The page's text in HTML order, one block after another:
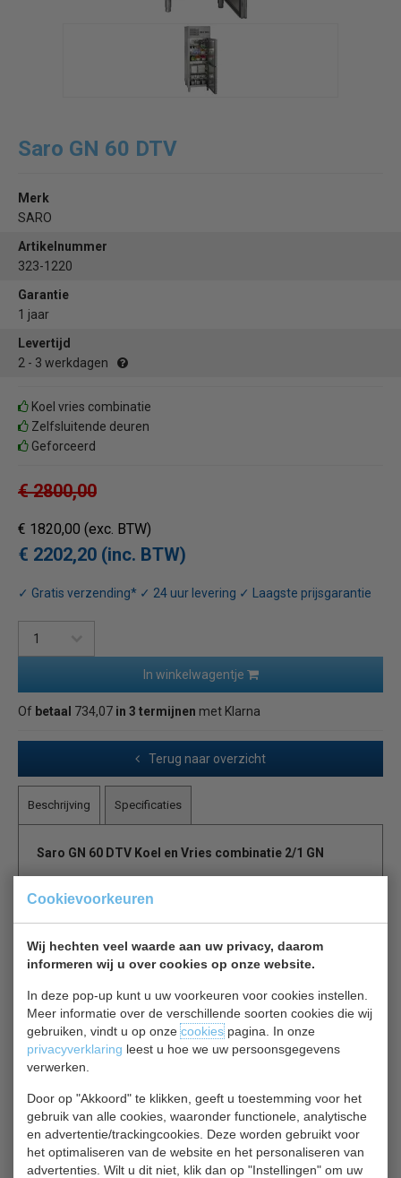
Cookievoorkeuren
Wij hechten veel waarde aan uw privacy, daarom
informeren wij u over cookies op onze website.
In deze pop-up kunt u uw voorkeuren voor cookies instellen.
Meer informatie over de verschillende soorten cookies die wij
gebruiken, vindt u op onzecookiespagina. In onze
privacyverklaring leest u hoe we uw persoonsgegevens
verwerken.
Door op "Akkoord" te klikken, geeft u toestemming voor het
gebruik van alle cookies, waaronder functionele, analytische
en advertentie/trackingcookies. Deze worden gebruikt voor
het optimaliseren van de website en het personaliseren van
advertenties. Wilt u dit niet, klik dan op "Instellingen" om uw
Saro GN 60 DTV
Merk
SARO
Artikelnummer
323-1220
Garantie
1 jaar
Levertijd
2 - 3 werkdagen
Koel vries combinatie
Zelfsluitende deuren
Geforceerd
€ 2800,00
€ 1820,00 (exc. BTW)
€ 2202,20 (inc. BTW)
✓ Gratis verzending* ✓ 24 uur levering ✓ Laagste prijsgarantie
In winkelwagentje
Of betaal 734,07 in 3 termijnen met Klarna
Terug naar overzicht
Beschrijving Specificaties
Saro GN 60 DTV Koel en Vries combinatie 2/1 GN
Geforceerde bedrijfskoelkast van buiten en binnen
De deuren zijn wisselbaar voor links of rechts draaiend.
4 verstelbare roosters
Digitale temperatuur controle (DIXELL)
Inhoud: 2 x ca. 129 ltr.
Temp.: - 2 °C / + 8 °C & - 18 °C / - 22 °C
Deur zelfsluitend
Automatische ontdooiing
Koelmiddel R404a / R134a